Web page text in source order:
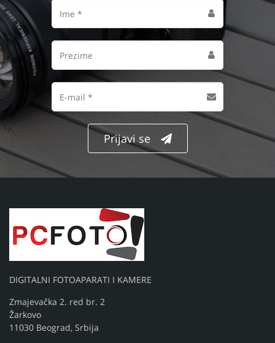
Prijavi se
DIGITALNI FOTOAPARATI I KAMERE
Zmajevačka 2. red br. 2
Žarkovo
11030 Beograd, Srbija